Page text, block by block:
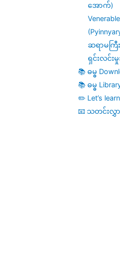
အောက်)
ဆရာမကြီ
ရှင်းလင်း
📚 ဓမ္ဓ
📚 ဓမ္ဓ
✏️ Let’s
📧 သတင်းလွှာ